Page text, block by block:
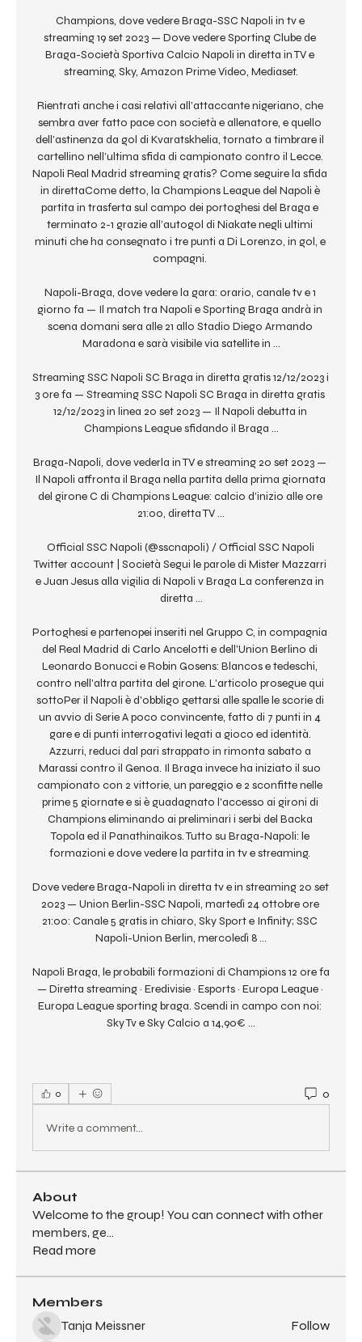
Champions, dove vedere Braga-SSC Napoli in tv e
streaming 19 set 2023 — Dove vedere Sporting Clube de
Braga-Società Sportiva Calcio Napoli in diretta in TV e
streaming, Sky, Amazon Prime Video, Mediaset.
Rientrati anche i casi relativi all’attaccante nigeriano, che
sembra aver fatto pace con società e allenatore, e quello
dell’astinenza da gol di Kvaratskhelia, tornato a timbrare il
cartellino nell’ultima sfida di campionato contro il Lecce.
Napoli Real Madrid streaming gratis? Come seguire la sfida
in direttaCome detto, la Champions League del Napoli è
partita in trasferta sul campo dei portoghesi del Braga e
terminato 2-1 grazie all’autogol di Niakate negli ultimi
minuti che ha consegnato i tre punti a Di Lorenzo, in gol, e
compagni.
Napoli-Braga, dove vedere la gara: orario, canale tv e 1
giorno fa — Il match tra Napoli e Sporting Braga andrà in
scena domani sera alle 21 allo Stadio Diego Armando
Maradona e sarà visibile via satellite in ...
Streaming SSC Napoli SC Braga in diretta gratis 12/12/2023 i
3 ore fa — Streaming SSC Napoli SC Braga in diretta gratis
12/12/2023 in linea 20 set 2023 — Il Napoli debutta in
Champions League sfidando il Braga ...
Braga-Napoli, dove vederla in TV e streaming 20 set 2023 —
Il Napoli affronta il Braga nella partita della prima giornata
del girone C di Champions League: calcio d'inizio alle ore
21:00, diretta TV ...
Official SSC Napoli (@sscnapoli) / Official SSC Napoli
Twitter account | Società Segui le parole di Mister Mazzarri
e Juan Jesus alla vigilia di Napoli v Braga La conferenza in
diretta ...
Portoghesi e partenopei inseriti nel Gruppo C, in compagnia
del Real Madrid di Carlo Ancelotti e dell'Union Berlino di
Leonardo Bonucci e Robin Gosens: Blancos e tedeschi,
contro nell'altra partita del girone. L'articolo prosegue qui
sottoPer il Napoli è d'obbligo gettarsi alle spalle le scorie di
un avvio di Serie A poco convincente, fatto di 7 punti in 4
gare e di punti interrogativi legati a gioco ed identità.
Azzurri, reduci dal pari strappato in rimonta sabato a
Marassi contro il Genoa. Il Braga invece ha iniziato il suo
campionato con 2 vittorie, un pareggio e 2 sconfitte nelle
prime 5 giornate e si è guadagnato l'accesso ai gironi di
Champions eliminando ai preliminari i serbi del Backa
Topola ed il Panathinaikos. Tutto su Braga-Napoli: le
formazioni e dove vedere la partita in tv e streaming.
Dove vedere Braga-Napoli in diretta tv e in streaming 20 set
2023 — Union Berlin-SSC Napoli, martedì 24 ottobre ore
21:00: Canale 5 gratis in chiaro, Sky Sport e Infinity; SSC
Napoli-Union Berlin, mercoledì 8 ...
Napoli Braga, le probabili formazioni di Champions 12 ore fa
— Diretta streaming · Eredivisie · Esports · Europa League ·
Europa League sporting braga. Scendi in campo con noi:
Sky Tv e Sky Calcio a 14,90€ ...
0 0
Write a comment...
About
Welcome to the group! You can connect with other
members, ge...
Read more
Members
Tanja Meissner
Follow